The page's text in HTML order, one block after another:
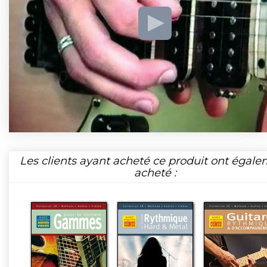
Les clients ayant acheté ce produit ont
acheté :